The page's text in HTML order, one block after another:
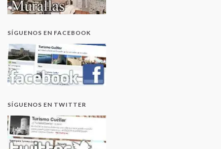
SÍGUENOS EN FACEBOOK
SÍGUENOS EN TWITTER